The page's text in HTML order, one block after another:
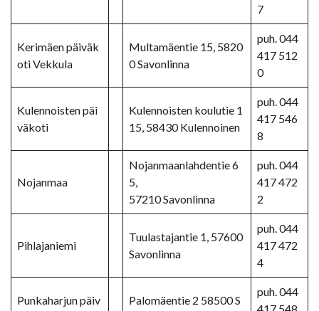
7
Kerimäen päiväk
oti Vekkula
Multamäentie 15, 5820
0 Savonlinna
puh. 044
417 512
0
Kulennoisten päi
väkoti
Kulennoisten koulutie 1
15, 58430 Kulennoinen
puh. 044
417 546
8
Nojanmaa
Nojanmaanlahdentie 6
5,
57210 Savonlinna
puh. 044
417 472
2
Pihlajaniemi
Tuulastajantie 1, 57600
Savonlinna
puh. 044
417 472
4
Punkaharjun päiv
Palomäentie 2 58500 S
puh. 044